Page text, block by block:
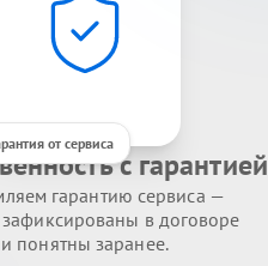
от сервиса
с гарантией
гарантию сервиса —
зафиксированы в договоре
и понятны заранее.